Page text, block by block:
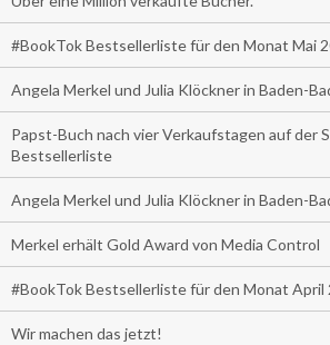
#BookTok Bestsellerliste für den Monat Mai
Angela Merkel und Julia Klöckner in Baden-
Papst-Buch nach vier Verkaufstagen auf der
Bestsellerliste
Angela Merkel und Julia Klöckner in Baden-
Merkel erhält Gold Award von Media Control
#BookTok Bestsellerliste für den Monat April
Wir machen das jetzt!